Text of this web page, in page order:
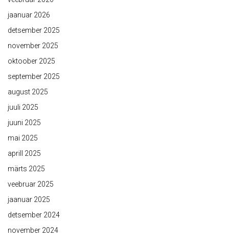
jaanuar 2026
detsember 2025
november 2025
oktoober 2025
september 2025
august 2025
juuli 2025
juuni 2025
mai 2025
aprill 2025
märts 2025
veebruar 2025
jaanuar 2025
detsember 2024
november 2024